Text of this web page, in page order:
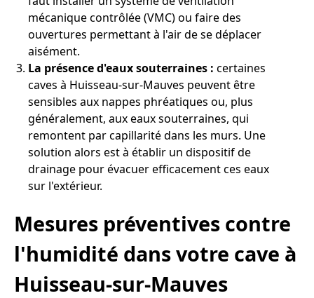
mécanique contrôlée (VMC) ou faire des
ouvertures permettant à l'air de se déplacer
aisément.
La présence d'eaux souterraines : certaines
caves à Huisseau-sur-Mauves peuvent être
sensibles aux nappes phréatiques ou, plus
généralement, aux eaux souterraines, qui
remontent par capillarité dans les murs. Une
solution alors est à établir un dispositif de
drainage pour évacuer efficacement ces eaux
sur l'extérieur.
Mesures préventives contre
l'humidité dans votre cave à
Huisseau-sur-Mauves